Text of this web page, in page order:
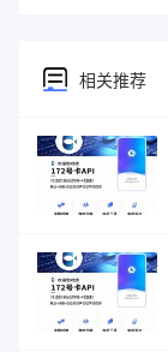
相关推荐